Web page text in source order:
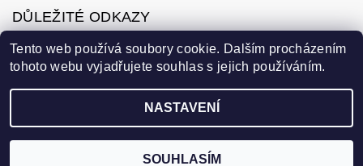
DŮLEŽITÉ ODKAZY
Obchodní podmínky
Zásady ochrany osobních údajů
Blog
2026 ©Seal navijáky s.r.o., všechna práva vyhrazenaUpravit nastavení cookies
Vytvořil Shoptet
Tento web používá soubory cookie. Dalším procházením
tohoto webu vyjadřujete souhlas s jejich používáním.
NASTAVENÍ
SOUHLASÍM